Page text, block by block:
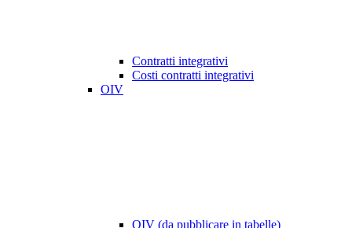
Contratti integrativi
Costi contratti integrativi
OIV
OIV (da pubblicare in tabelle)